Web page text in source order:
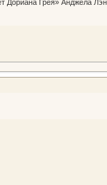
Дориана Грея» Анджела